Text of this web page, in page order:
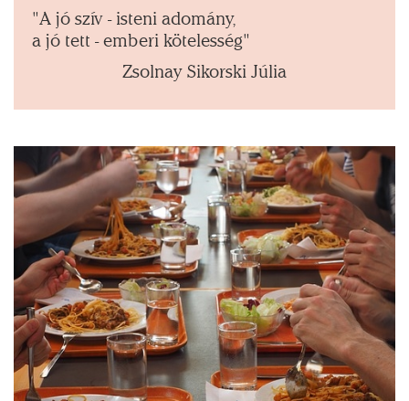
"A jó szív - isteni adomány,
a jó tett - emberi kötelesség"
Zsolnay Sikorski Júlia